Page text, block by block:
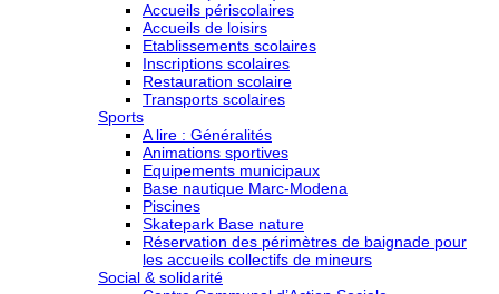
Accueils périscolaires
Accueils de loisirs
Etablissements scolaires
Inscriptions scolaires
Restauration scolaire
Transports scolaires
Sports
A lire : Généralités
Animations sportives
Equipements municipaux
Base nautique Marc-Modena
Piscines
Skatepark Base nature
Réservation des périmètres de baignade pour
les accueils collectifs de mineurs
Social & solidarité